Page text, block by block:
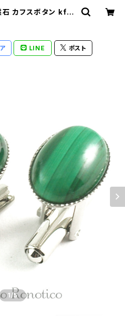
石 カフスボタン kf-2
LINE ポスト
1 /5